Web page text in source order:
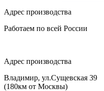
Адрес производства
Работаем по всей России
Адрес производства
Владимир, ул.Сущевская 39
(180км от Москвы)